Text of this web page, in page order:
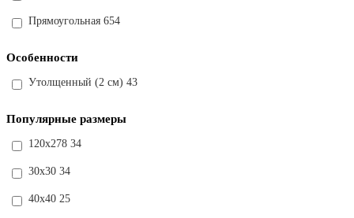
Прямоугольная 654
Особенности
Утолщенный (2 см) 43
Популярные размеры
120x278 34
30x30 34
40x40 25